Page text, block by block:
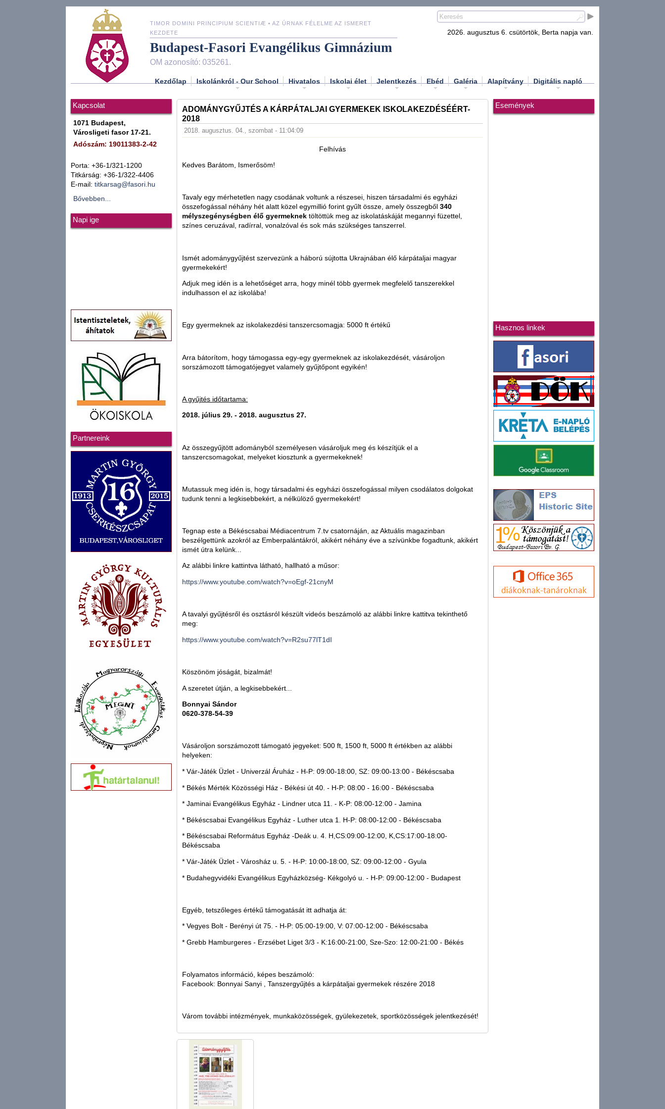
TIMOR DOMINI PRINCIPIUM SCIENTIÆ • AZ ÚRNAK FÉLELME AZ ISMERET
KEZDETE
Budapest-Fasori Evangélikus Gimnázium
OM azonosító: 035261.
2026. augusztus 6. csütörtök, Berta napja van.
Kezdőlap Iskolánkról - Our School Hivatalos Iskolai élet Jelentkezés Ebéd Galéria Alapítvány Digitális napló
Kapcsolat
1071 Budapest,
Városligeti fasor 17-21.
Adószám: 19011383-2-42
Porta: +36-1/321-1200
Titkárság: +36-1/322-4406
E-mail: titkarsag@fasori.hu
Bővebben...
Napi ige
Partnereink
ADOMÁNYGYŰJTÉS A KÁRPÁTALJAI GYERMEKEK ISKOLAKEZDÉSÉÉRT-
2018
2018. augusztus. 04., szombat - 11:04:09
Felhívás
Kedves Barátom, Ismerősöm!
Tavaly egy mérhetetlen nagy csodának voltunk a részesei, hiszen társadalmi és egyházi
összefogással néhány hét alatt közel egymillió forint gyűlt össze, amely összegből 340
mélyszegénységben élő gyermeknek töltöttük meg az iskolatáskáját megannyi füzettel,
színes ceruzával, radírral, vonalzóval és sok más szükséges tanszerrel.
Ismét adománygyűjtést szervezünk a háború sújtotta Ukrajnában élő kárpátaljai magyar
gyermekekért!
Adjuk meg idén is a lehetőséget arra, hogy minél több gyermek megfelelő tanszerekkel
indulhasson el az iskolába!
Egy gyermeknek az iskolakezdési tanszercsomagja: 5000 ft értékű
Arra bátorítom, hogy támogassa egy-egy gyermeknek az iskolakezdését, vásároljon
sorszámozott támogatójegyet valamely gyűjtőpont egyikén!
A gyűjtés időtartama:
2018. július 29. - 2018. augusztus 27.
Az összegyűjtött adományból személyesen vásároljuk meg és készítjük el a
tanszercsomagokat, melyeket kiosztunk a gyermekeknek!
Mutassuk meg idén is, hogy társadalmi és egyházi összefogással milyen csodálatos dolgokat
tudunk tenni a legkisebbekért, a nélkülöző gyermekekért!
Tegnap este a Békéscsabai Médiacentrum 7.tv csatornáján, az Aktuális magazinban
beszélgettünk azokról az Emberpalántákról, akikért néhány éve a szívünkbe fogadtunk, akikért
ismét útra kelünk...
Az alábbi linkre kattintva látható, hallható a műsor:
https://www.youtube.com/watch?v=oEgf-21cnyM
A tavalyi gyűjtésről és osztásról készült videós beszámoló az alábbi linkre kattitva tekinthető
meg:
https://www.youtube.com/watch?v=R2su77lT1dI
Köszönöm jóságát, bizalmát!
A szeretet útján, a legkisebbekért...
Bonnyai Sándor
0620-378-54-39
Vásároljon sorszámozott támogató jegyeket: 500 ft, 1500 ft, 5000 ft értékben az alábbi
helyeken:
* Vár-Játék Üzlet - Univerzál Áruház - H-P: 09:00-18:00, SZ: 09:00-13:00 - Békéscsaba
* Békés Mérték Közösségi Ház - Békési út 40. - H-P: 08:00 - 16:00 - Békéscsaba
* Jaminai Evangélikus Egyház - Lindner utca 11. - K-P: 08:00-12:00 - Jamina
* Békéscsabai Evangélikus Egyház - Luther utca 1. H-P: 08:00-12:00 - Békéscsaba
* Békéscsabai Református Egyház -Deák u. 4. H,CS:09:00-12:00, K,CS:17:00-18:00-
Békéscsaba
* Vár-Játék Üzlet - Városház u. 5. - H-P: 10:00-18:00, SZ: 09:00-12:00 - Gyula
* Budahegyvidéki Evangélikus Egyházközség- Kékgolyó u. - H-P: 09:00-12:00 - Budapest
Egyéb, tetszőleges értékű támogatását itt adhatja át:
* Vegyes Bolt - Berényi út 75. - H-P: 05:00-19:00, V: 07:00-12:00 - Békéscsaba
* Grebb Hamburgeres - Erzsébet Liget 3/3 - K:16:00-21:00, Sze-Szo: 12:00-21:00 - Békés
Folyamatos információ, képes beszámoló:
Facebook: Bonnyai Sanyi , Tanszergyűjtés a kárpátaljai gyermekek részére 2018
Várom további intézmények, munkaközösségek, gyülekezetek, sportközösségek jelentkezését!
Események
Hasznos linkek